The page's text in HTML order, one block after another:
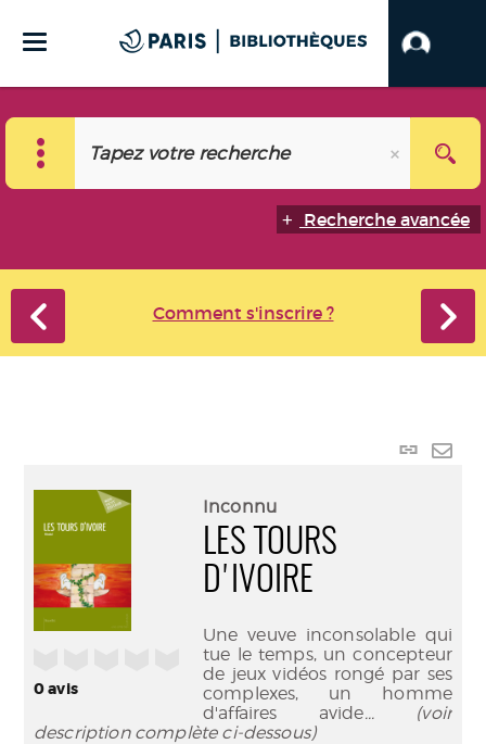
Recherche avancée
Comment s'inscrire ?
Lien
0avis
Inconnu
LES TOURS
D'IVOIRE
Une veuve inconsolable qui
tue le temps, un concepteur
de jeux vidéos rongé par ses
complexes, un homme
d'affaires avide... (voir
description complète ci-dessous)